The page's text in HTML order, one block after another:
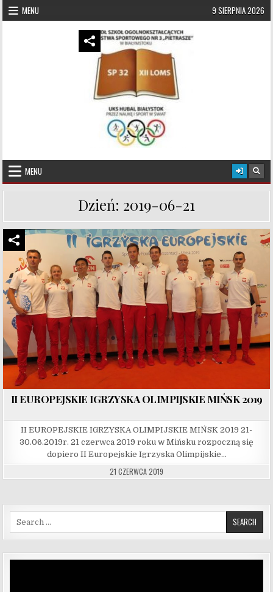
Skip to content
MENU 9 SIERPNIA 2026
UKS Hubal Białystok
MENU
Dzień: 2019-06-21
II EUROPEJSKIE IGRZYSKA OLIMPIJSKIE MIŃSK 2019
II EUROPEJSKIE IGRZYSKA OLIMPIJSKIE MIŃSK 2019 21-
30.06.2019r. 21 czerwca 2019 roku w Mińsku rozpoczną się
dopiero II Europejskie Igrzyska Olimpijskie…
21 CZERWCA 2019
Search for: